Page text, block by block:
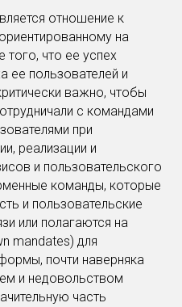
отношение к
на
того, что ее успех
ее пользователей и
важно, чтобы
с командами
при
реализации и
и пользовательского
команды, которые
и пользовательские
или полагаются на
mandates) для
почти наверняка
и недовольством
часть